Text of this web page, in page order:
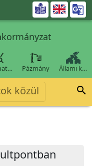

Pázmány Állami k…
közül 